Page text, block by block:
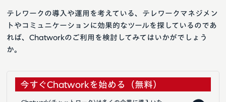
テレワークの導入や運用を考えている、テレワークマネジメン
トやコミュニケーションに効果的なツールを探しているのであ
れば、Chatworkのご利用を検討してみてはいかがでしょう
か。
今すぐChatworkを始める（無料）